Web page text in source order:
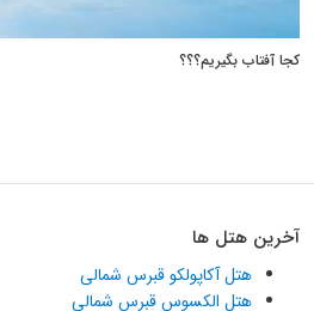
کجا آفتاب بگیریم؟؟؟
آخرین هتل ها
هتل آکاپولکو قبرس شمالی
هتل الکسوس قبرس شمالی